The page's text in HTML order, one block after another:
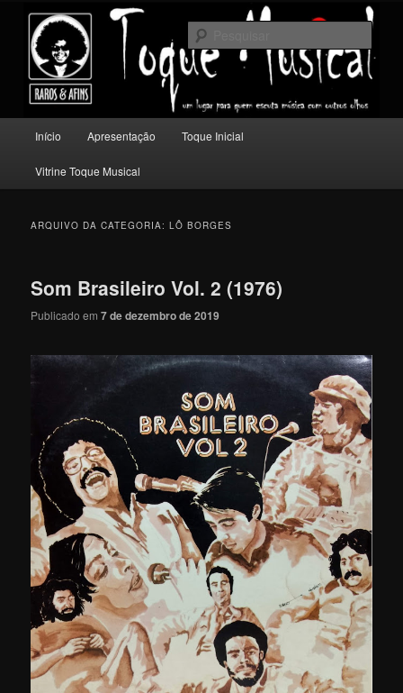
conteúdo
principal
conteúdo
secundário
Toque Musical
Um lugar para quem escuta música com outros olhos.
principal
Início Apresentação Toque Inicial
Vitrine Toque Musical
ARQUIVO DA CATEGORIA:LÔ BORGES
Som Brasileiro Vol. 2 (1976)
Publicado em7 de dezembro de 2019